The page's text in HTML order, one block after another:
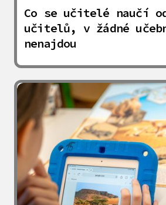
Co se učitelé naučí
učitelů, v žádné
nenajdou